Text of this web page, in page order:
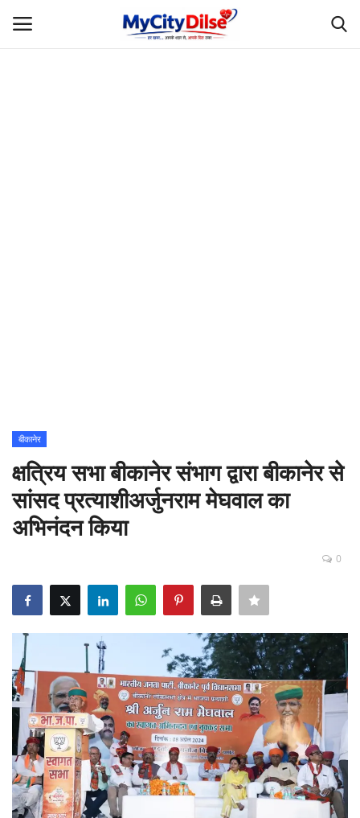
शिक्षा
Rajasthani Influencers
देश
ऑटोमोबाइल
मनोरंजन
पॉलिटिक्स
धर्म
बिजनेस
टेक ज्ञान
बीकानेर
क्षत्रिय सभा बीकानेर संभाग द्वारा बीकानेर से
सांसद प्रत्याशीअर्जुनराम मेघवाल का
अभिनंदन किया
0